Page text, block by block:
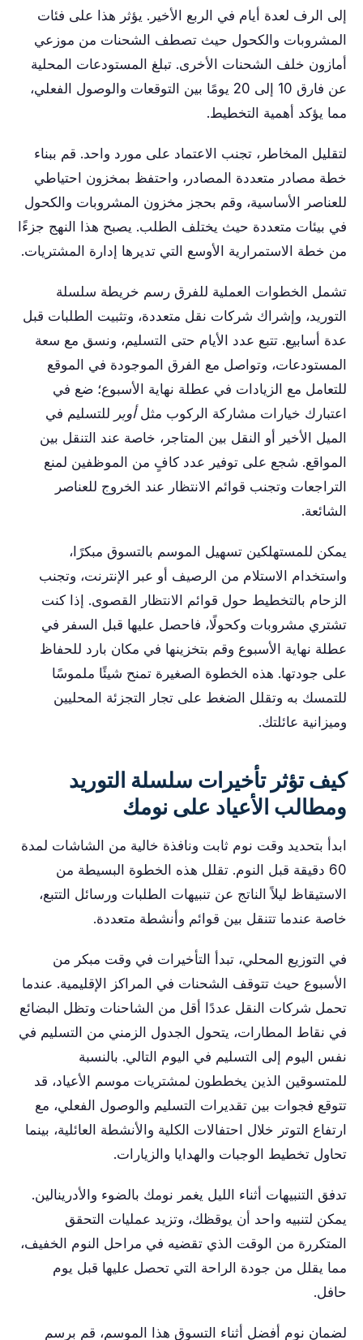
إلى الرف لعدة أيام في الربع الأخير. يؤثر هذا على فئات
المشروبات والكحول حيث تصطف الشحنات من موزعي
أمازون خلف الشحنات الأخرى. تبلغ المستودعات المحلية
عن فارق 10 إلى 20 يومًا بين التوقعات والوصول الفعلي،
مما يؤكد أهمية التخطيط.
لتقليل المخاطر، تجنب الاعتماد على مورد واحد. قم ببناء
خطة مصادر متعددة المصادر، واحتفظ بمخزون احتياطي
للعناصر الأساسية، وقم بحجز مخزون المشروبات والكحول
في بيئات متعددة حيث يختلف الطلب. يصبح هذا النهج جزءًا
من خطة الاستمرارية الأوسع التي تديرها إدارة المشتريات.
تشمل الخطوات العملية للفرق رسم خريطة سلسلة
التوريد، وإشراك شركات نقل متعددة، وتثبيت الطلبات قبل
عدة أسابيع. تتبع عدد الأيام حتى التسليم، ونسق مع سعة
المستودعات، وتواصل مع الفرق الموجودة في الموقع
للتعامل مع الزيادات في عطلة نهاية الأسبوع؛ ضع في
اعتبارك خيارات مشاركة الركوب مثلأوبر للتسليم في
الميل الأخير أو النقل بين المتاجر، خاصة عند التنقل بين
المواقع. شجع على توفير عدد كافٍ من الموظفين لمنع
التراجعات وتجنب قوائم الانتظار عند الخروج للعناصر
الشائعة.
يمكن للمستهلكين تسهيل الموسم بالتسوق مبكرًا،
واستخدام الاستلام من الرصيف أو عبر الإنترنت، وتجنب
الزحام بالتخطيط حول قوائم الانتظار القصوى. إذا كنت
تشتري مشروبات وكحولًا، فاحصل عليها قبل السفر في
عطلة نهاية الأسبوع وقم بتخزينها في مكان بارد للحفاظ
على جودتها. هذه الخطوة الصغيرة تمنح شيئًا ملموسًا
للتمسك به وتقلل الضغط على تجار التجزئة المحليين
وميزانية عائلتك.
كيف تؤثر تأخيرات سلسلة التوريد
ومطالب الأعياد على نومك
ابدأ بتحديد وقت نوم ثابت ونافذة خالية من الشاشات لمدة
60 دقيقة قبل النوم. تقلل هذه الخطوة البسيطة من
الاستيقاظ ليلاً الناتج عن تنبيهات الطلبات ورسائل التتبع،
خاصة عندما تتنقل بين قوائم وأنشطة متعددة.
في التوزيع المحلي، تبدأ التأخيرات في وقت مبكر من
الأسبوع حيث تتوقف الشحنات في المراكز الإقليمية. عندما
تحمل شركات النقل عددًا أقل من الشاحنات وتظل البضائع
في نقاط المطارات، يتحول الجدول الزمني من التسليم في
نفس اليوم إلى التسليم في اليوم التالي. بالنسبة
للمتسوقين الذين يخططون لمشتريات موسم الأعياد، قد
تتوقع فجوات بين تقديرات التسليم والوصول الفعلي، مع
ارتفاع التوتر خلال احتفالات الكلية والأنشطة العائلية، بينما
تحاول تخطيط الوجبات والهدايا والزيارات.
تدفق التنبيهات أثناء الليل يغمر نومك بالضوء والأدرينالين.
يمكن لتنبيه واحد أن يوقظك، وتزيد عمليات التحقق
المتكررة من الوقت الذي تقضيه في مراحل النوم الخفيف،
مما يقلل من جودة الراحة التي تحصل عليها قبل يوم
حافل.
لضمان نوم أفضل أثناء التسوق هذا الموسم، قم برسم